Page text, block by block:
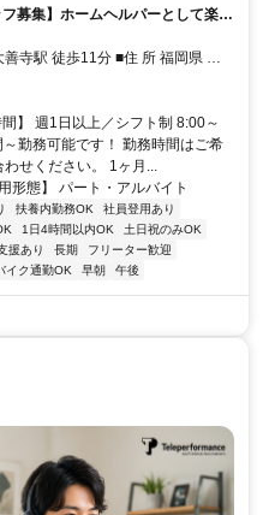
募集】ホームヘルパーとして楽し
11分 ■住 所 福岡県 久
】 週1日以上／シフト制 8:00～
勤務可能です！ 勤務時間はご希
せください。 1ヶ月...
形態】 パート・アルバイト
扶養内勤務OK
社員登用あり
1日4時間以内OK
土日祝のみOK
援あり 長期
フリーター歓迎
イク通勤OK 早朝 午後